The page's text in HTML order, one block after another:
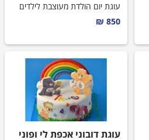
עוגת יום הולדת מעוצבת לילדים
850 ₪
עוגת דובוני אכפת לי ופוני